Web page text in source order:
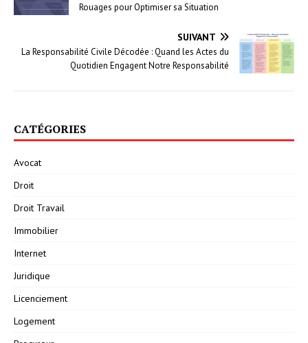
Rouages pour Optimiser sa Situation
SUIVANT
La Responsabilité Civile Décodée : Quand les Actes du
Quotidien Engagent Notre Responsabilité
CATÉGORIES
Avocat
Droit
Droit Travail
Immobilier
Internet
Juridique
Licenciement
Logement